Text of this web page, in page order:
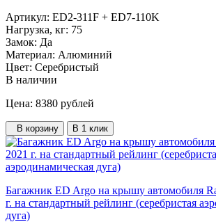
Артикул: ED2-311F + ED7-110K
Нагрузка, кг: 75
Замок: Да
Материал: Алюминий
Цвет: Серебристый
В наличии
Цена: 8380 рублей
В корзину В 1 клик
Багажник ED Argo на крышу автомобиля
г. на стандартный рейлинг (серебристая
дуга)